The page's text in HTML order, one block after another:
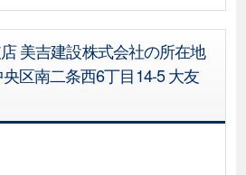
美吉建設株式会社の所在地
央区南二条西6丁目14-5 大友